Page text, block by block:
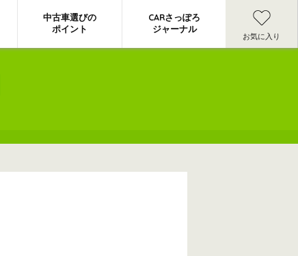
中古車選びの
ポイント
CARさっぽろ
ジャーナル
お気に入り